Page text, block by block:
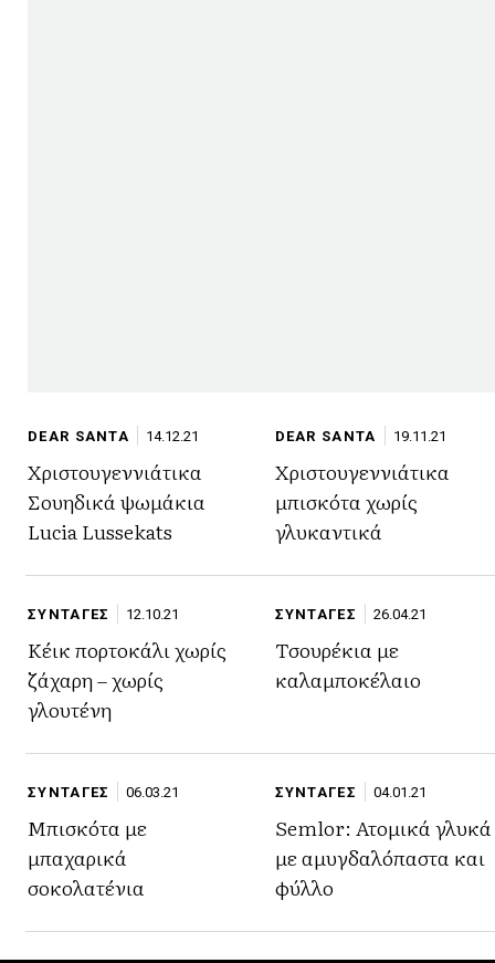
DEAR SANTA 14.12.21
Χριστουγεννιάτικα
Σουηδικά ψωμάκια
Lucia Lussekats
DEAR SANTA 19.11.21
Χριστουγεννιάτικα
μπισκότα χωρίς
γλυκαντικά
ΣΥΝΤΑΓΕΣ 12.10.21
Κέικ πορτοκάλι χωρίς
ζάχαρη – χωρίς
γλουτένη
ΣΥΝΤΑΓΕΣ 26.04.21
Τσουρέκια με
καλαμποκέλαιο
ΣΥΝΤΑΓΕΣ 06.03.21
Μπισκότα με
μπαχαρικά
σοκολατένια
ΣΥΝΤΑΓΕΣ 04.01.21
Semlor: Ατομικά γλυκά
με αμυγδαλόπαστα και
φύλλο